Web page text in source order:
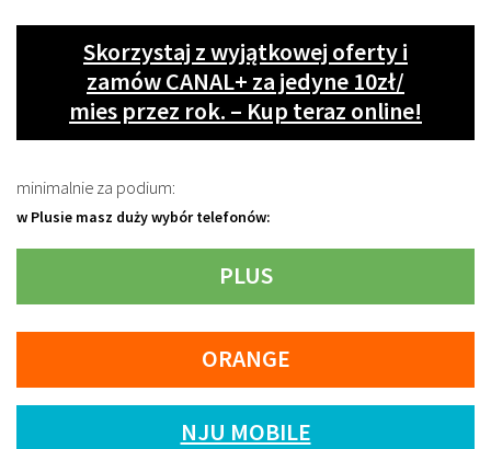
Skorzystaj z wyjątkowej oferty i
zamów CANAL+ za jedyne 10zł/
mies przez rok. – Kup teraz online!
minimalnie za podium:
w Plusie masz duży wybór telefonów:
PLUS
ORANGE
NJU MOBILE